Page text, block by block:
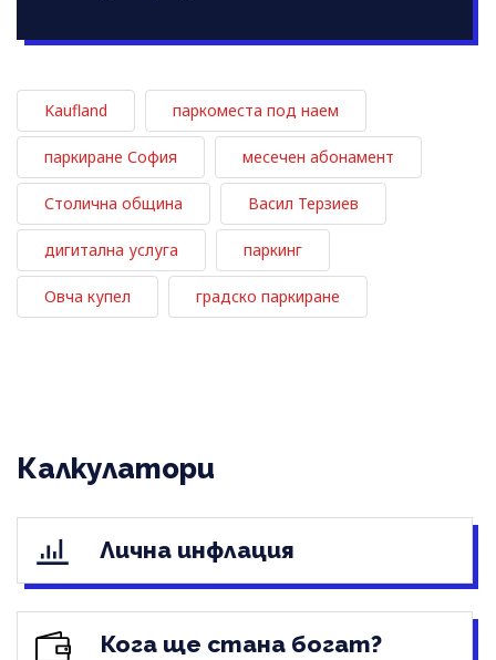
Kaufland паркоместа под наем
паркиране София месечен абонамент
Столична община Васил Терзиев
дигитална услуга паркинг
Овча купел градско паркиране
Калкулатори
Лична инфлация
Кога ще стана богат?